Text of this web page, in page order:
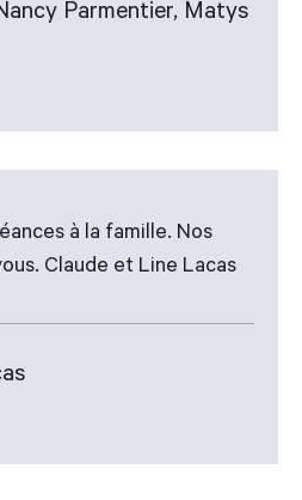
Parmentier, Matys
à la famille. Nos
Claude et Line Lacas